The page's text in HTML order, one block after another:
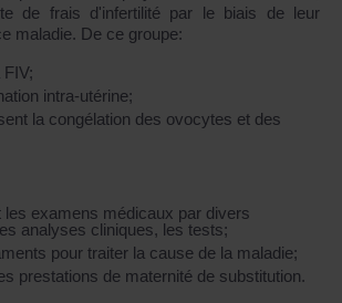
de frais d'infertilité par le biais de leur
maladie. De ce groupe:
FIV;
intra-utérine;
la congélation des ovocytes et des
les examens médicaux par divers
analyses cliniques, les tests;
pour traiter la cause de la maladie;
prestations de maternité de substitution.